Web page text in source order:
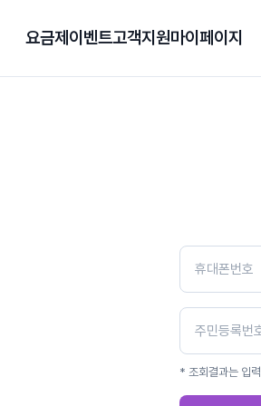
요금제 이벤트고객지원마이페이지
* 조회결과는 입